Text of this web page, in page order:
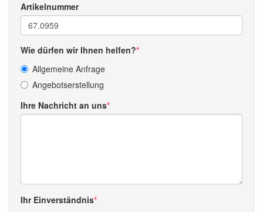
Artikelnummer
Wie dürfen wir Ihnen helfen?
Allgemeine Anfrage
Angebotserstellung
Ihre Nachricht an uns
Ihr Einverständnis